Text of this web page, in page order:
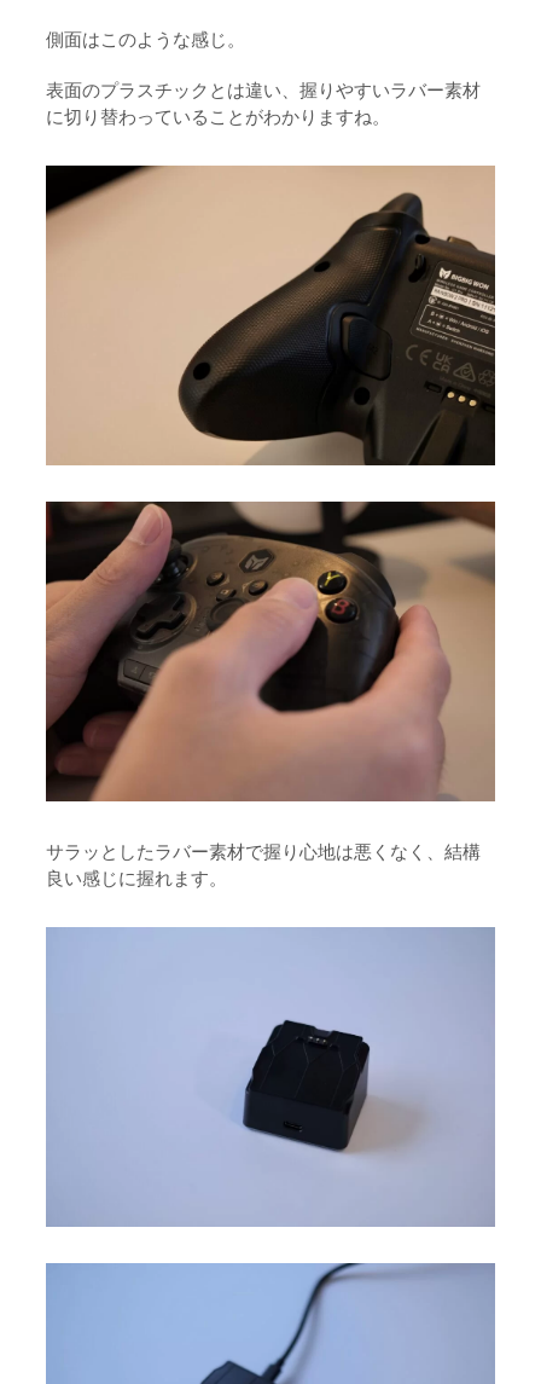
側面はこのような感じ。
表面のプラスチックとは違い、握りやすいラバー素材
に切り替わっていることがわかりますね。
サラッとしたラバー素材で握り心地は悪くなく、結構
良い感じに握れます。